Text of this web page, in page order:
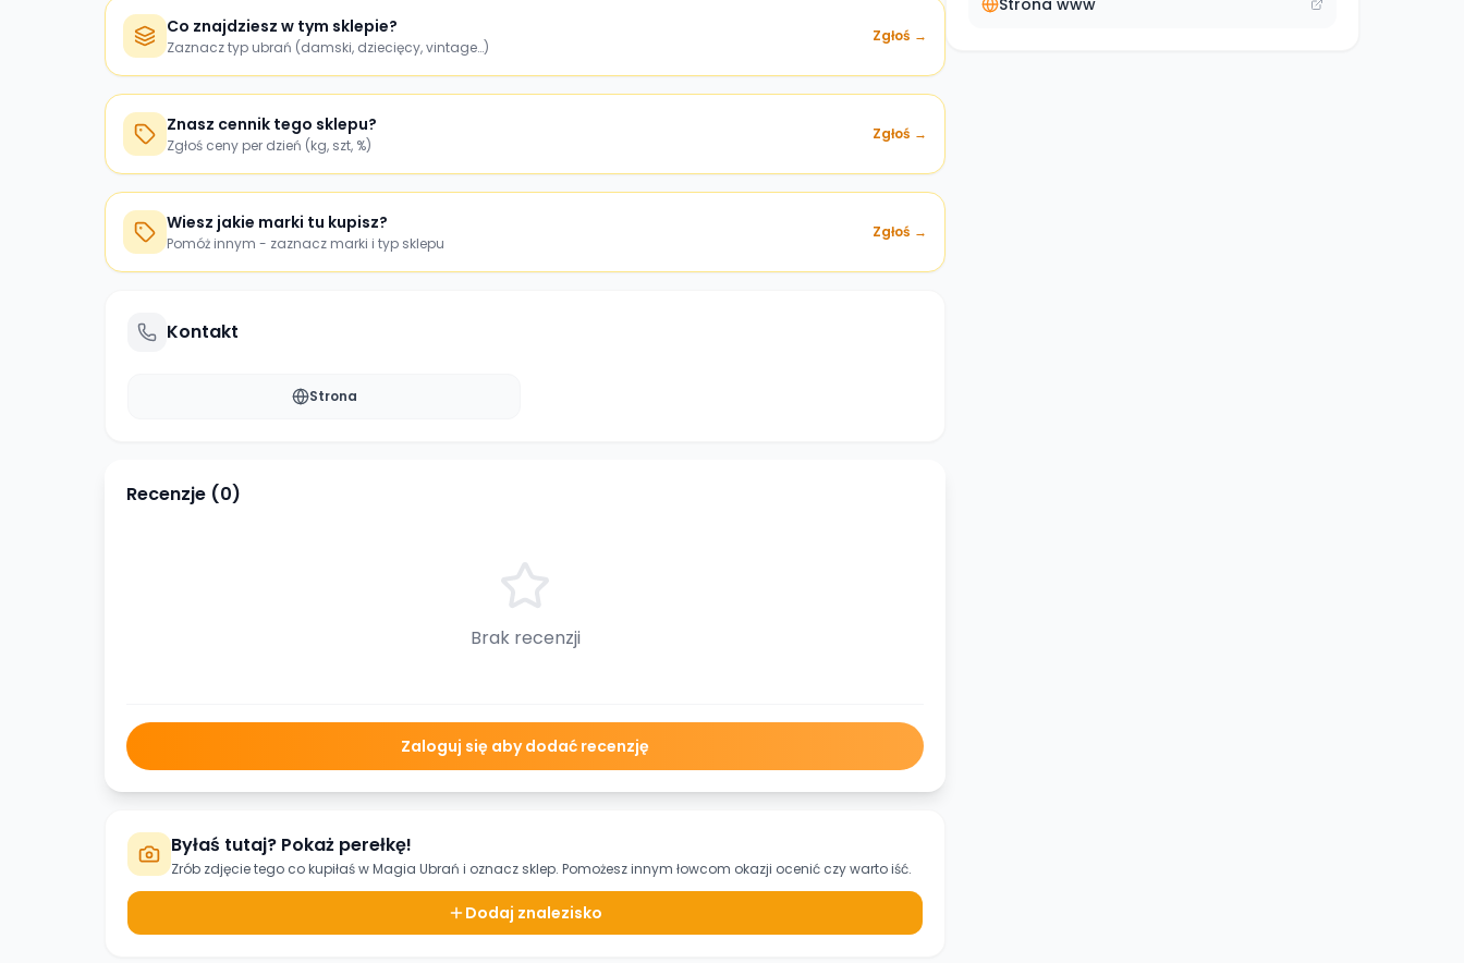
Co znajdziesz w tym sklepie?
Zaznacz typ ubrań (damski, dziecięcy, vintage…)
Zgłoś →
Znasz cennik tego sklepu?
Zgłoś ceny per dzień (kg, szt, %)
Zgłoś →
Wiesz jakie marki tu kupisz?
Pomóż innym - zaznacz marki i typ sklepu
Zgłoś →
Kontakt
Strona
Recenzje (0)
Brak recenzji
Zaloguj się aby dodać recenzję
Byłaś tutaj? Pokaż perełkę!
Zrób zdjęcie tego co kupiłaś wMagia Ubrań i oznacz sklep. Pomożesz innym łowcom okazji ocenić czy warto iść.
Dodaj znalezisko
Strona www